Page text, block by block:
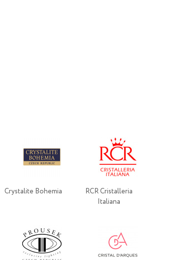
Crystalite Bohemia
RCR Cristalleria
Italiana